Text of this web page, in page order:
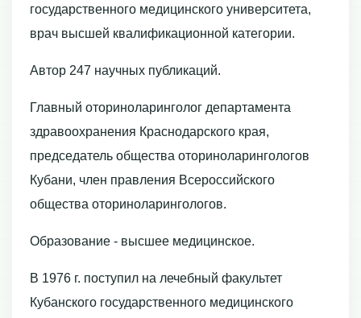
государственного медицинского университета,
врач высшей квалификационной категории.
Автор 247 научных публикаций.
Главный оториноларинголог департамента
здравоохранения Краснодарского края,
председатель общества оториноларингологов
Кубани, член правления Всероссийского
общества оториноларингологов.
Образование - высшее медицинское.
В 1976 г. поступил на лечебный факультет
Кубанского государственного медицинского